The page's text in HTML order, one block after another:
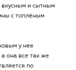
вкусным и сытным
с топлёным
у нее
она все так же
по